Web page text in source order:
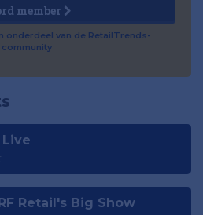
member
onderdeel van de RetailTrends-
community
Retail's Big Show